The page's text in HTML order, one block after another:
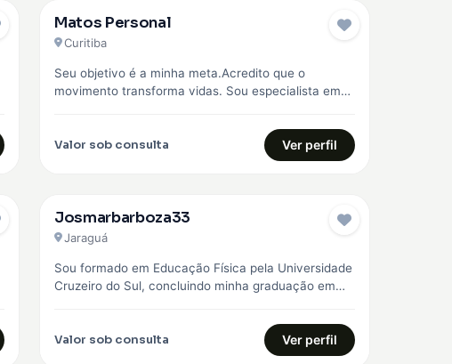
Matos Personal
Curitiba
Seu objetivo é a minha meta.Acredito que o
movimento transforma vidas. Sou especialista em
Valor sob consulta Ver perfil
Josmarbarboza33
Jaraguá
Sou formado em Educação Física pela Universidade
Cruzeiro do Sul, concluindo minha graduação em
Valor sob consulta Ver perfil